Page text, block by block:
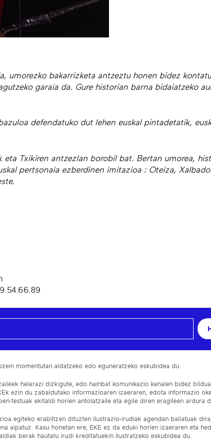
umorezko bakarrizketa antzeztu honen bidez
garaia da. Gure historian barna bidaiatzeko
defendatuko dut lehen euskal pintadetatik,
eta Txikiren antzezlan borobil bat. Bertan umorea,
pertsonaia ezberdinen imitazioa : Oteiza,
momentutan aldatzeko edo eguneratzeko eskubidea du.
helarazi dizkigute, edo hainbat komunikazio kanalen bidez
ezin du zabaldutako informazioaren izaeraren, edota informazio
testuak ekitaldi horien antolatzaile eta egile diren eragileen ardura
egiteko erabiltzen dituzten ilustrazio-irudiak agendan baliatuak
aipatuz. Kasu honetan ere, EKE ez da eduki horien izaeraren eta
berak hautatu irudi kreditatuekin ilustratzeko eskubidea du.